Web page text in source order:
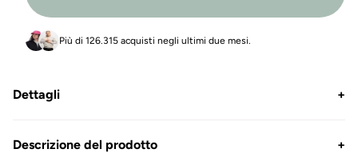
Più di 126.315 acquisti negli ultimi due mesi.
Dettagli +
Descrizione del prodotto +